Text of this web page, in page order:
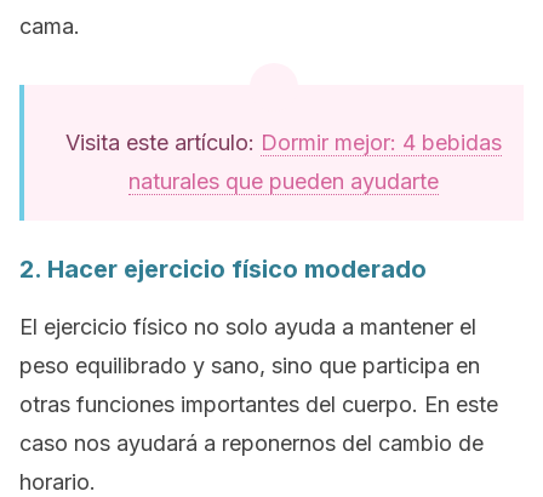
cama.
Visita este artículo: Dormir mejor: 4 bebidas
naturales que pueden ayudarte
2. Hacer ejercicio físico moderado
El ejercicio físico no solo ayuda a mantener el
peso equilibrado y sano, sino que participa en
otras funciones importantes del cuerpo. En este
caso nos ayudará a reponernos del cambio de
horario.